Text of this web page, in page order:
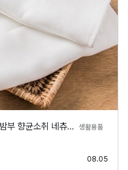
부 향균소취 네츄… 생활용품분류
08.05